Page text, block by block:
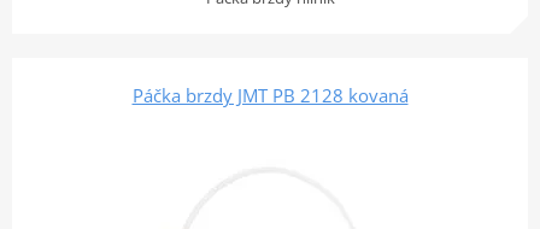
Páčka brzdy JMT PB 2128 kovaná